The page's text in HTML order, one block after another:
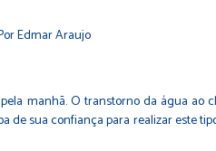
manhã. O transtorno da água
sua confiança para realizar este